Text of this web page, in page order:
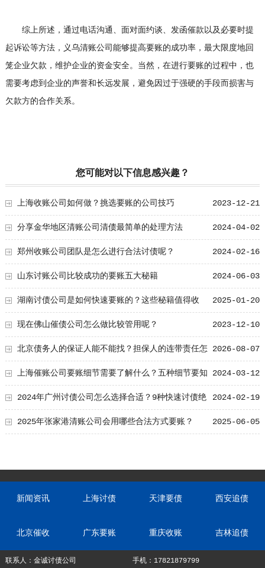
综上所述，通过电话沟通、面对面约谈、发函催款以及必要时提
起诉讼等方法，义乌清账公司能够提高要账的成功率，最大限度地回
笼企业欠款，维护企业的资金安全。当然，在进行要账的过程中，也
需要考虑到企业的声誉和长远发展，避免因过于强硬的手段而损害与
欠款方的合作关系。
您可能对以下信息感兴趣？
2023-12-21
上海收账公司如何做？挑选要账的公司技巧
2024-04-02
分享金华地区清账公司清债最简单的处理方法
2024-02-16
郑州收账公司团队是怎么进行合法讨债呢？
2024-06-03
山东讨账公司比较成功的要账五大秘籍
2025-01-20
湖南讨债公司是如何快速要账的？这些秘籍值得收
藏！ 2023-12-10
现在佛山催债公司怎么做比较管用呢？
2026-08-07
北京债务人的保证人能不能找？担保人的连带责任怎
么追 2024-03-12
上海催账公司要账细节需要了解什么？五种细节要知
道！ 2024-02-19
2024年广州讨债公司怎么选择合适？9种快速讨债绝
招 2025-06-05
2025年张家港清账公司会用哪些合法方式要账？
新闻资讯 上海讨债 天津要债 西安追债
北京催收 广东要账 重庆收账 吉林追债
联系人：金诚讨债公司 手机：17821879799